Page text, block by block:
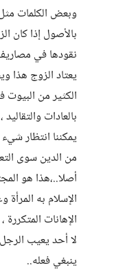
وبعض الكلمات
بالأصول إذا كان
نقودها في
يعتاد الزوج هذا
الكثير من
بالعادات
يمكننا انتظار
من الدين سوى
أصلا..،هذا هو
الإسلام به
الإهانات
لا أحد يعيب
ينبغي فعله..